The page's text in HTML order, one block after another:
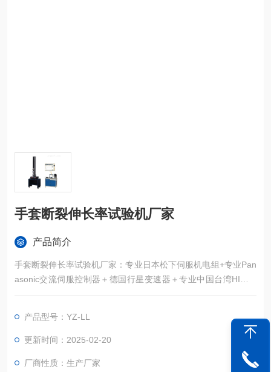
手套断裂伸长率试验机厂家
产品简介
手套断裂伸长率试验机厂家：专业日本松下伺服机电组+专业Pan
asonic交流伺服控制器＋德国行星变速器＋专业中国台湾HIWIN
高精密导向系统
产品型号：YZ-LL
更新时间：2025-02-20
厂商性质：生产厂家